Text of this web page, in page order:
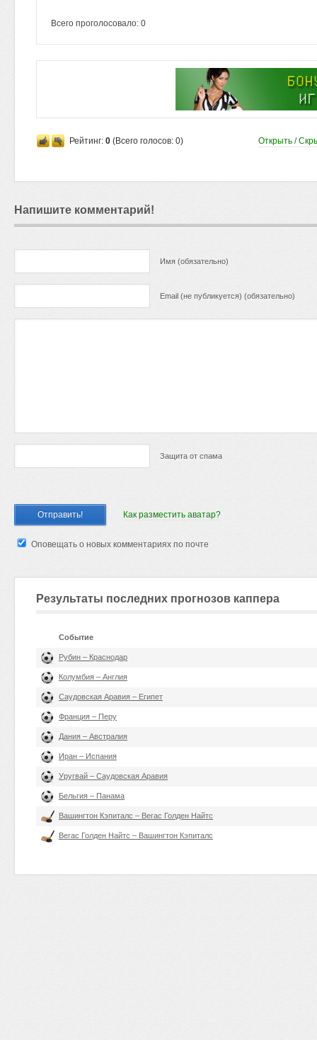
Всего проголосовало: 0
Рейтинг: 0 (Всего голосов: 0) Открыть /
Напишите комментарий!
Имя (обязательно)
Email (не публикуется) (обязательно)
Защита от спама
Как разместить аватар?
Оповещать о новых комментариях по почте
Результаты последних прогнозов каппера
Событие
Рубин – Краснодар
Колумбия – Англия
Саудовская Аравия – Египет
Франция – Перу
Дания – Австралия
Иран – Испания
Уругвай – Саудовская Аравия
Бельгия – Панама
Вашингтон Кэпиталс – Вегас Голден Найтс
Вегас Голден Найтс – Вашингтон Кэпиталс